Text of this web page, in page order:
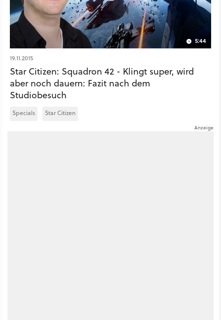
5:44
19.11.2015
Star Citizen: Squadron 42 - Klingt super, wird
aber noch dauern: Fazit nach dem
Studiobesuch
Specials Star Citizen